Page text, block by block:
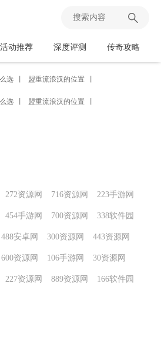
活动推荐 深度评测 传奇攻略
选 盟重流浪汉的位置
选 盟重流浪汉的位置
272资源网 716资源网 223手游网
454手游网 700资源网 338软件园
488安卓网 300资源网 443资源网
600资源网 106手游网 30资源网
227资源网 889资源网 166软件园